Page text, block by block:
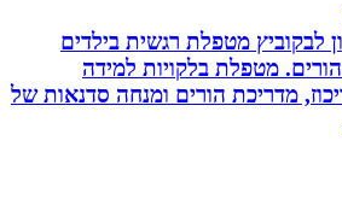
מטפלת רגשית בילדים
מטפלת בלקויות למידה
מדריכת הורים ומנחה סדנאות של